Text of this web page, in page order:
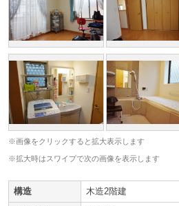
※画像をクリックすると拡大表示します
※拡大時はスワイプで次の画像を表示します
構造 木造2階建